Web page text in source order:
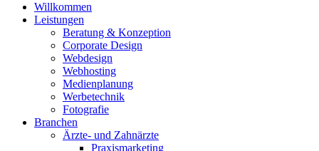
Willkommen
Leistungen
Beratung & Konzeption
Corporate Design
Webdesign
Webhosting
Medienplanung
Werbetechnik
Fotografie
Branchen
Ärzte- und Zahnärzte
Praxismarketing